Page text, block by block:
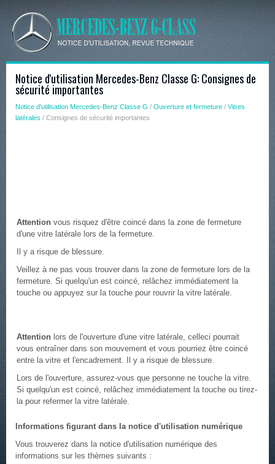
Notice d'utilisation Mercedes-Benz Classe G: Consignes de
sécurité importantes
Notice d'utilisation Mercedes-Benz Classe G / Ouverture et fermeture / Vitres
latérales / Consignes de sécurité importantes
Attention vous risquez d'être coincé dans la zone de fermeture
d'une vitre latérale lors de la fermeture.
Il y a risque de blessure.
Veillez à ne pas vous trouver dans la zone de fermeture lors de la
fermeture. Si quelqu'un est coincé, relâchez immédiatement la
touche ou appuyez sur la touche pour rouvrir la vitre latérale.
Attention lors de l'ouverture d'une vitre latérale, celleci pourrait
vous entraîner dans son mouvement et vous pourriez être coincé
entre la vitre et l'encadrement. Il y a risque de blessure.
Lors de l'ouverture, assurez-vous que personne ne touche la vitre.
Si quelqu'un est coincé, relâchez immédiatement la touche ou tirez-
la pour refermer la vitre latérale.
Informations figurant dans la notice d'utilisation numérique
Vous trouverez dans la notice d'utilisation numérique des
informations sur les thèmes suivants :